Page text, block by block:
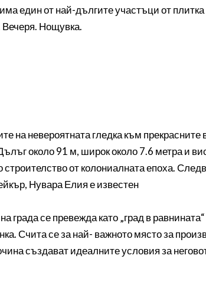
един от най-дългите участъци от
Вечеря. Нощувка.
на невероятната гледка към
около 91 м, широк около 7.6 метра и
от колониалната епоха.
Нувара Елия е известен
се превежда като „град в
Счита се за най- важното място за
създават идеалните условия за